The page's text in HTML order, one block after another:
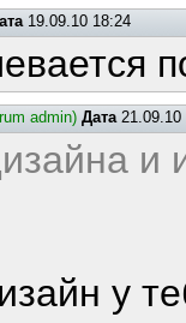
19.09.10 18:24
admin) Дата21.09.10
и
у